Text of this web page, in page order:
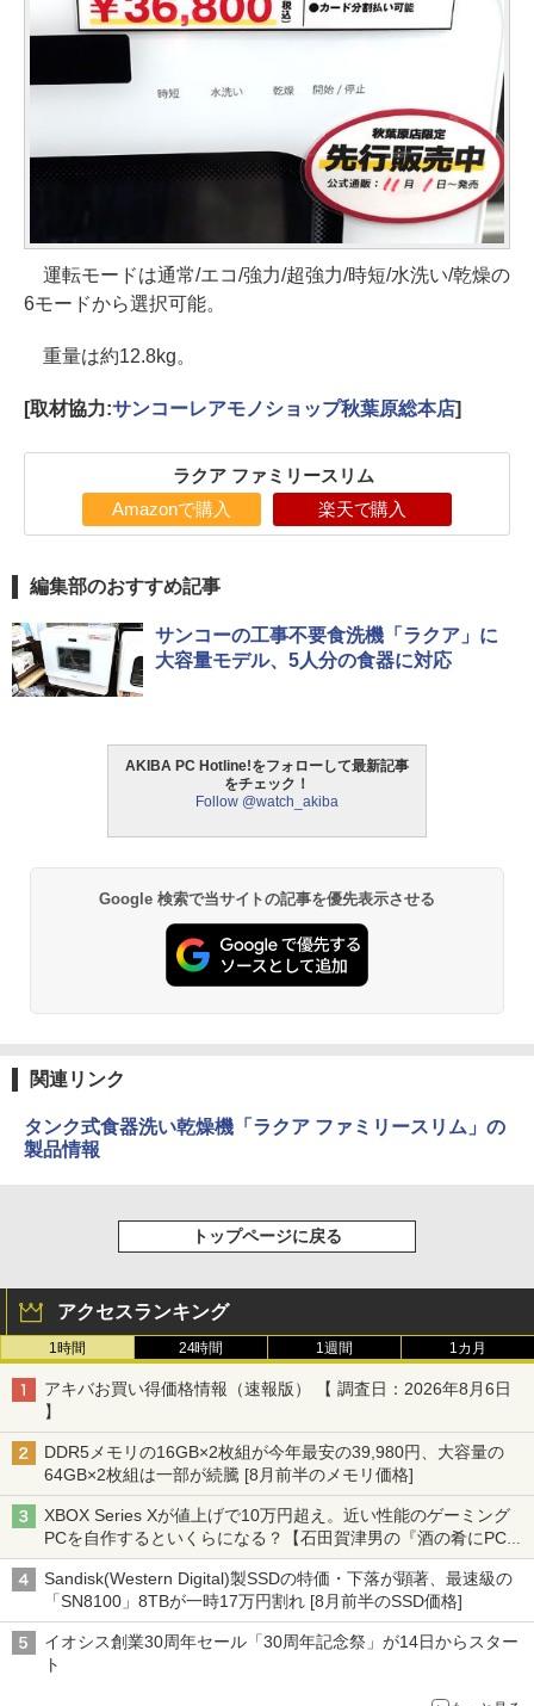
運転モードは通常/エコ/強力/超強力/時短/水洗い/乾燥の
6モードから選択可能。
重量は約12.8kg。
[取材協力:サンコーレアモノショップ秋葉原総本店]
ラクア ファミリースリム
Amazonで購入 楽天で購入
編集部のおすすめ記事
サンコーの工事不要食洗機「ラクア」に
大容量モデル、5人分の食器に対応
AKIBA PC Hotline!をフォローして最新記事
をチェック！
Follow @watch_akiba
Google 検索で当サイトの記事を優先表示させる
関連リンク
タンク式食器洗い乾燥機「ラクア ファミリースリム」の
製品情報
トップページに戻る
アクセスランキング
1時間 24時間 1週間 1カ月
アキバお買い得価格情報（速報版） 【 調査日：2026年8月6日
】
DDR5メモリの16GB×2枚組が今年最安の39,980円、大容量の
64GB×2枚組は一部が続騰 [8月前半のメモリ価格]
XBOX Series Xが値上げで10万円超え。近い性能のゲーミング
PCを自作するといくらになる？【石田賀津男の『酒の肴にPCゲ
ーム』】
Sandisk(Western Digital)製SSDの特価・下落が顕著、最速級の
「SN8100」8TBが一時17万円割れ [8月前半のSSD価格]
イオシス創業30周年セール「30周年記念祭」が14日からスター
ト